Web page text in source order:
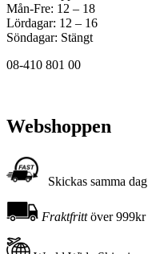
Mån-Fre: 12 – 18
Lördagar: 12 – 16
Söndagar: Stängt
08-410 801 00
Webshoppen
Skickas samma dag
Fraktfrittöver 999kr